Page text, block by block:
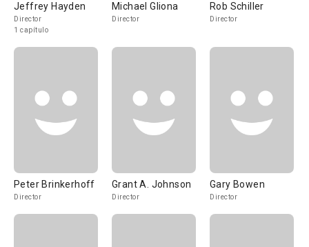
Jeffrey Hayden
Director
1 capítulo
Michael Gliona
Director
Rob Schiller
Director
Peter Brinkerhoff
Director
Grant A. Johnson
Director
Gary Bowen
Director